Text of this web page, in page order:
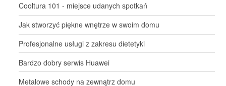
Cooltura 101 - miejsce udanych spotkań
Jak stworzyć piękne wnętrze w swoim domu
Profesjonalne usługi z zakresu dietetyki
Bardzo dobry serwis Huawei
Metalowe schody na zewnątrz domu